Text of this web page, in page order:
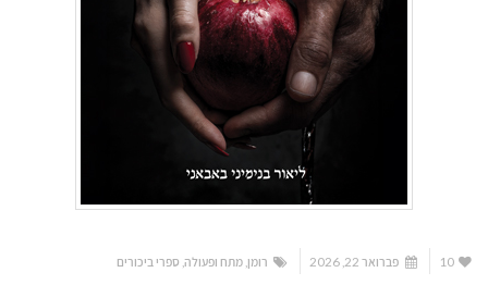
10 פברואר 22, 2026 רומן ,מתח ופעולה ספרי ביכורים